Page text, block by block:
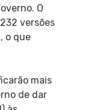
O
versões
o que
mais
de dar